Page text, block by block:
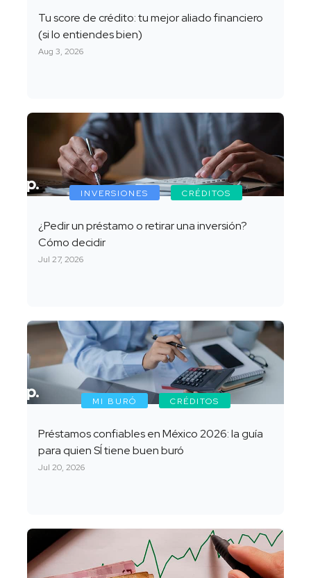
Tu score de crédito: tu mejor aliado financiero
(si lo entiendes bien)
Aug 3, 2026
INVERSIONES CRÉDITOS
¿Pedir un préstamo o retirar una inversión?
Cómo decidir
Jul 27, 2026
MI BURÓ CRÉDITOS
Préstamos confiables en México 2026: la guía
para quien SÍ tiene buen buró
Jul 20, 2026